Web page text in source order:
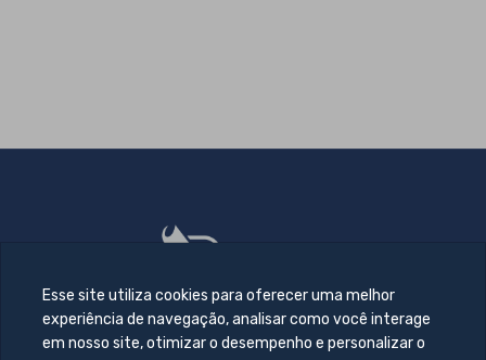
Esse site utiliza cookies para oferecer uma melhor
experiência de navegação, analisar como você interage
em nosso site, otimizar o desempenho e personalizar o